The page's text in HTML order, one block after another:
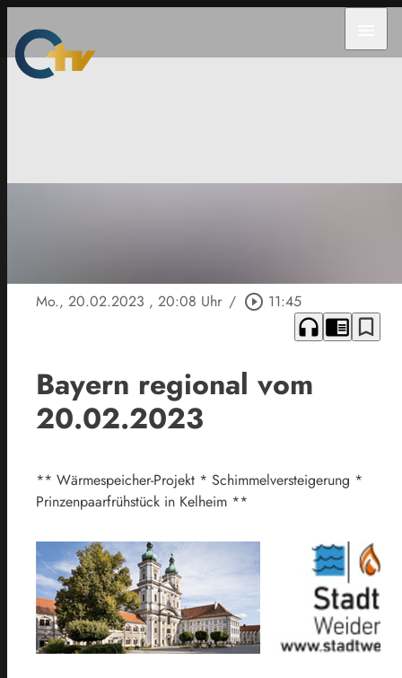
Mo., 20.02.2023 , 20:08 Uhr / play_circle_outline 11:45
headphones chrome_reader_mode bookmark_border
Bayern regional vom
20.02.2023
** Wärmespeicher-Projekt * Schimmelversteigerung *
Prinzenpaarfrühstück in Kelheim **